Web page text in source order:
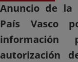
Anuncio de la
País Vasco
autorización